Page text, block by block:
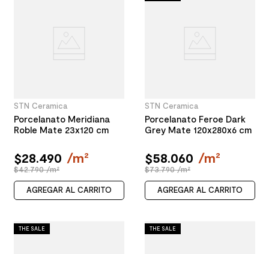
STN Ceramica
Porcelanato Meridiana
Roble Mate 23x120 cm
$28.490 /m²
$42.790 /m²
AGREGAR AL CARRITO
STN Ceramica
Porcelanato Feroe Dark
Grey Mate 120x280x6 cm
$58.060 /m²
$73.790 /m²
AGREGAR AL CARRITO
THE SALE THE SALE